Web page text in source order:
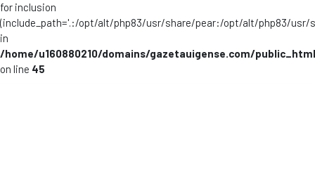
for inclusion
(include_path='.:/opt/alt/php83/usr/share/pear:/opt/alt/php83/
in
/home/u160880210/domains/gazetauigense.com/
on line 45